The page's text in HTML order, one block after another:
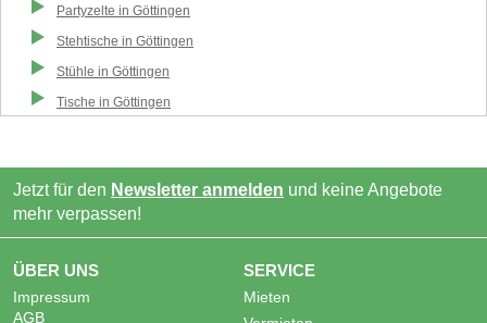
Partyzelte in Göttingen
Stehtische in Göttingen
Stühle in Göttingen
Tische in Göttingen
Jetzt für den Newsletter anmelden und keine Angebote
mehr verpassen!
ÜBER UNS
Impressum
AGB
SERVICE
Mieten